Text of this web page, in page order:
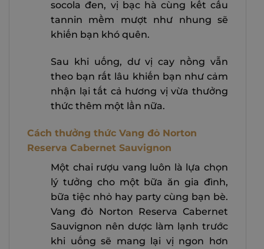
socola đen, vị bạc hà cùng kết cấu
tannin mềm mượt như nhung sẽ
khiến bạn khó quên.
Sau khi uống, dư vị cay nồng vẫn
theo bạn rất lâu khiến bạn như cảm
nhận lại tất cả hương vị vừa thưởng
thức thêm một lần nữa.
Cách thưởng thức Vang đỏ Norton
Reserva Cabernet Sauvignon
Một chai rượu vang luôn là lựa chọn
lý tưởng cho một bữa ăn gia đình,
bữa tiệc nhỏ hay party cùng bạn bè.
Vang đỏ Norton Reserva Cabernet
Sauvignon nên dược làm lạnh trước
khi uống sẽ mang lại vị ngon hơn